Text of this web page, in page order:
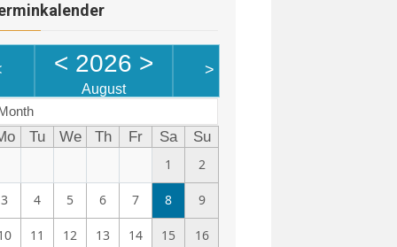
< 2026 >
August
>
Tu We Th Fr Sa
Su
1
2
3 4 5 6 7 8 9
11 12 13 14 15 16